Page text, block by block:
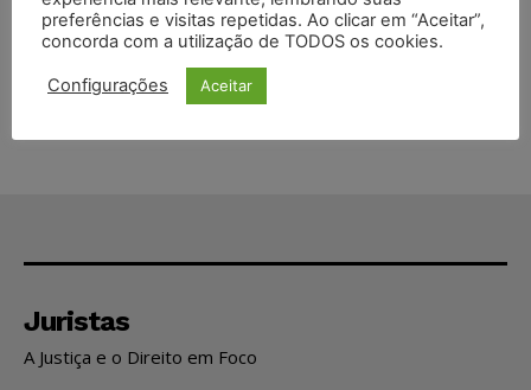
invioláveis após assinatura digital e lacração
STF inicia julgamento sobre constitucionalidade da proibição
dos jogos de azar no Brasil
Juristas
A Justiça e o Direito em Foco
preferências e visitas repetidas. Ao clicar em “Aceitar”,
concorda com a utilização de TODOS os cookies.
Configurações Aceitar